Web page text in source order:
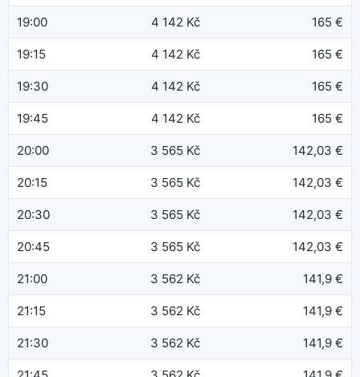
19:00 4 142 Kč 165 €
19:15 4 142 Kč 165 €
19:30 4 142 Kč 165 €
19:45 4 142 Kč 165 €
20:00 3 565 Kč 142,03 €
20:15 3 565 Kč 142,03 €
20:30 3 565 Kč 142,03 €
20:45 3 565 Kč 142,03 €
21:00 3 562 Kč 141,9 €
21:15 3 562 Kč 141,9 €
21:30 3 562 Kč 141,9 €